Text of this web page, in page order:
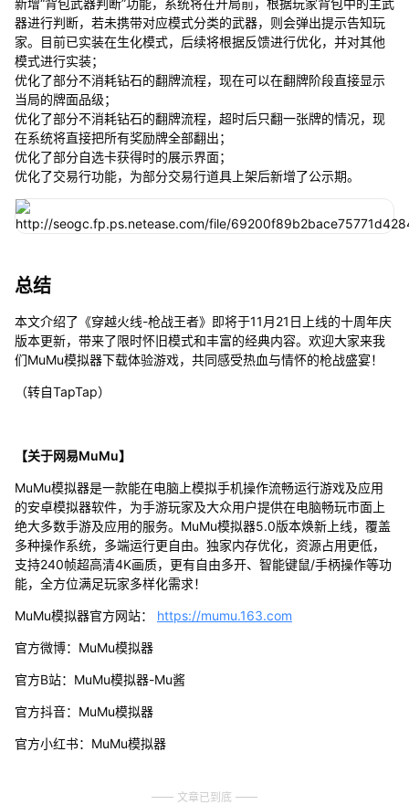
新增“背包武器判断”功能，系统将在开局前，根据玩家背包中的主武
器进行判断，若未携带对应模式分类的武器，则会弹出提示告知玩
家。目前已实装在生化模式，后续将根据反馈进行优化，并对其他
模式进行实装；
优化了部分不消耗钻石的翻牌流程，现在可以在翻牌阶段直接显示
当局的牌面品级；
优化了部分不消耗钻石的翻牌流程，超时后只翻一张牌的情况，现
在系统将直接把所有奖励牌全部翻出；
优化了部分自选卡获得时的展示界面；
优化了交易行功能，为部分交易行道具上架后新增了公示期。
总结
本文介绍了《穿越火线-枪战王者》即将于11月21日上线的十周年庆
版本更新，带来了限时怀旧模式和丰富的经典内容。欢迎大家来我
们MuMu模拟器下载体验游戏，共同感受热血与情怀的枪战盛宴！
（转自TapTap）
【关于网易MuMu】
MuMu模拟器是一款能在电脑上模拟手机操作流畅运行游戏及应用
的安卓模拟器软件，为手游玩家及大众用户提供在电脑畅玩市面上
绝大多数手游及应用的服务。MuMu模拟器5.0版本焕新上线，覆盖
多种操作系统，多端运行更自由。独家内存优化，资源占用更低，
支持240帧超高清4K画质，更有自由多开、智能键鼠/手柄操作等功
能，全方位满足玩家多样化需求！
MuMu模拟器官方网站： https://mumu.163.com
官方微博：MuMu模拟器
官方B站：MuMu模拟器-Mu酱
官方抖音：MuMu模拟器
官方小红书：MuMu模拟器
文章已到底